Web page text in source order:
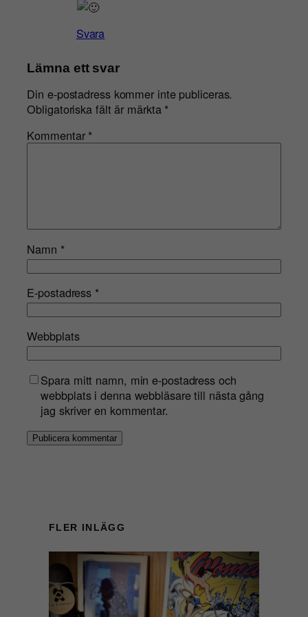
Svara
Lämna ett svar
Din e-postadress kommer inte publiceras.
Obligatoriska fält är märkta *
Kommentar *
Namn *
E-postadress *
Webbplats
Spara mitt namn, min e-postadress och
webbplats i denna webbläsare till nästa gång
jag skriver en kommentar.
FLER INLÄGG